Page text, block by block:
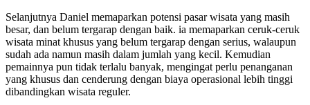
Selanjutnya Daniel memaparkan potensi pasar wisata yang masih
besar, dan belum tergarap dengan baik. ia memaparkan ceruk-ceruk
wisata minat khusus yang belum tergarap dengan serius, walaupun
sudah ada namun masih dalam jumlah yang kecil. Kemudian
pemainnya pun tidak terlalu banyak, mengingat perlu penanganan
yang khusus dan cenderung dengan biaya operasional lebih tinggi
dibandingkan wisata reguler.